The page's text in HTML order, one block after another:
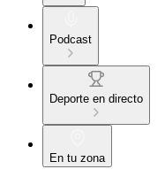
Podcast
Deporte en directo
En tu zona